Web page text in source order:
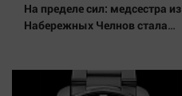
Конкурс
Обсуждаем
На пределе сил: медсестра из
Набережных Челнов стала